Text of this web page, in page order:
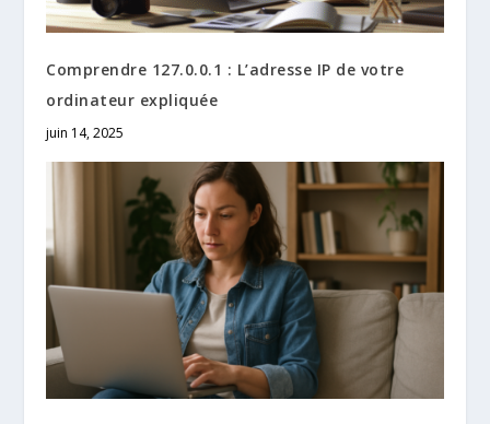
Comprendre 127.0.0.1 : L’adresse IP de votre
ordinateur expliquée
juin 14, 2025